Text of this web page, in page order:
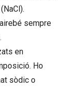
sempre
en
Ho
sòdic o